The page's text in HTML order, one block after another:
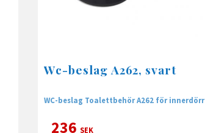
Wc-beslag A262, svart
WC-beslag Toalettbehör A262 för innerdörr
236 SEK